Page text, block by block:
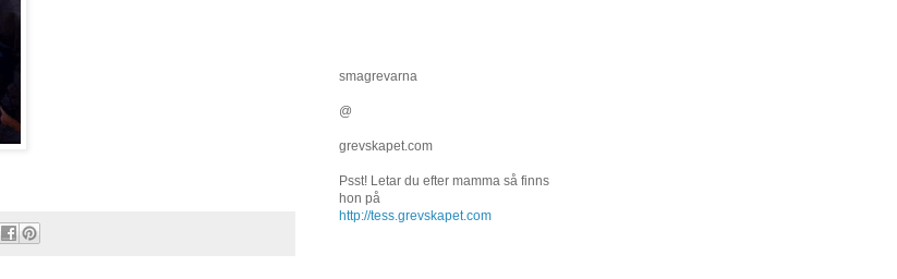
smagrevarna
@
grevskapet.com
Psst! Letar du efter mamma så finns
hon på
http://tess.grevskapet.com